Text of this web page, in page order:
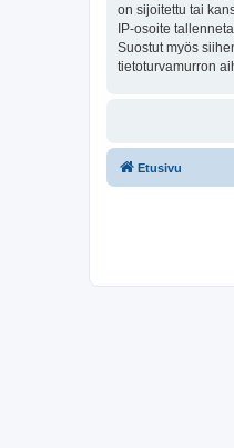
on sijoitettu tai
IP-osoite
Suostut myös
tietoturvamurron
Etusivu